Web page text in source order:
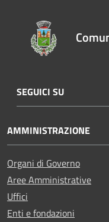
SEGUICI SU
AMMINISTRAZIONE
Organi di Governo
Aree Amministrative
Uffici
Enti e fondazioni